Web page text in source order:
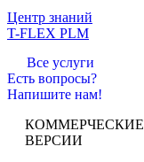
Центр знаний
T-FLEX PLM
Все услуги
Есть вопросы?
Напишите нам!
КОММЕРЧЕСКИЕ
ВЕРСИИ